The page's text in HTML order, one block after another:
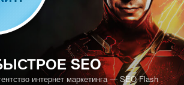
SEO
интернет маркетинга — SEO Flash